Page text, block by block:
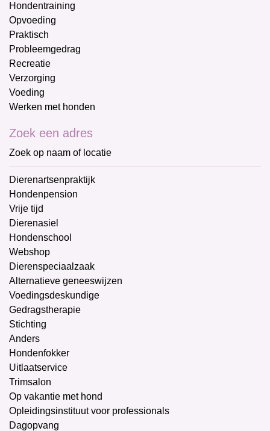
Hondentraining
Opvoeding
Praktisch
Probleemgedrag
Recreatie
Verzorging
Voeding
Werken met honden
Zoek een adres
Zoek op naam of locatie
Dierenartsenpraktijk
Hondenpension
Vrije tijd
Dierenasiel
Hondenschool
Webshop
Dierenspeciaalzaak
Alternatieve geneeswijzen
Voedingsdeskundige
Gedragstherapie
Stichting
Anders
Hondenfokker
Uitlaatservice
Trimsalon
Op vakantie met hond
Opleidingsinstituut voor professionals
Dagopvang